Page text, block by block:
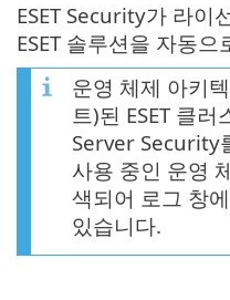
ESET Security가 라이
ESET 솔루션을 자동
운영 체제 아키
트)된 ESET 클러
Server Security
사용 중인 운영
색되어 로그 창
있습니다.